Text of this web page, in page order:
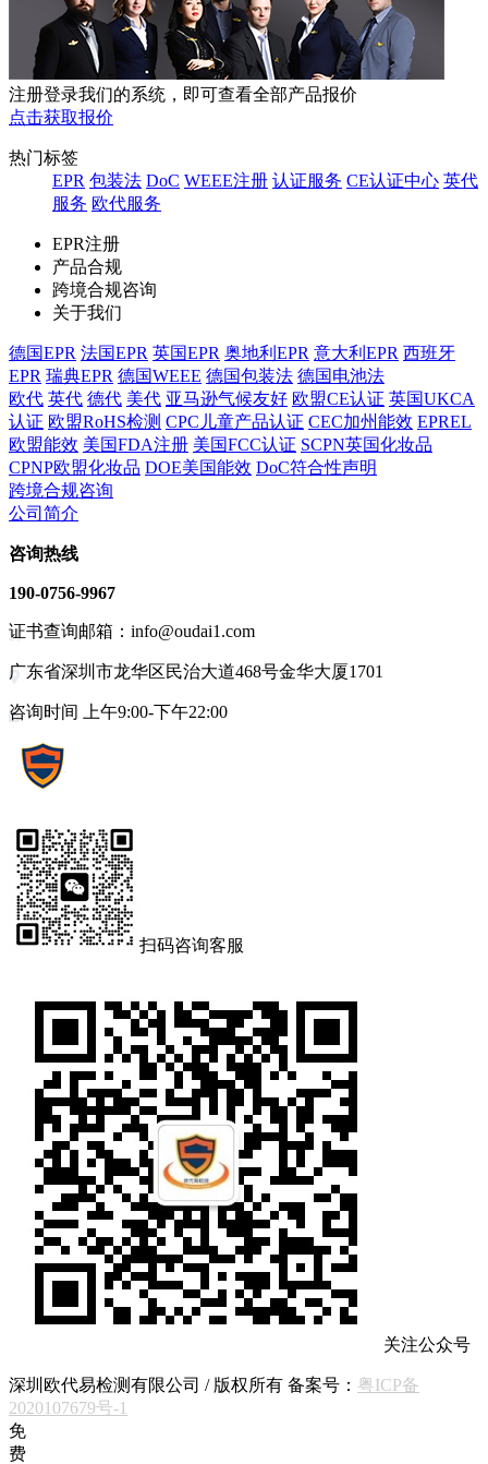
注册登录我们的系统，即可查看全部产品报价
点击获取报价
热门标签
EPR 包装法 DoC WEEE注册 认证服务 CE认证中心 英代
服务 欧代服务
EPR注册
产品合规
跨境合规咨询
关于我们
德国EPR 法国EPR 英国EPR 奥地利EPR 意大利EPR 西班牙
EPR 瑞典EPR 德国WEEE 德国包装法 德国电池法
欧代 英代 德代 美代 亚马逊气候友好 欧盟CE认证 英国UKCA
认证 欧盟RoHS检测 CPC儿童产品认证 CEC加州能效 EPREL
欧盟能效 美国FDA注册 美国FCC认证 SCPN英国化妆品
CPNP欧盟化妆品 DOE美国能效 DoC符合性声明
跨境合规咨询
公司简介
咨询热线
190-0756-9967
证书查询邮箱：info@oudai1.com
广东省深圳市龙华区民治大道468号金华大厦1701
咨询时间 上午9:00-下午22:00
扫码咨询客服
关注公众号
深圳欧代易检测有限公司 / 版权所有 备案号： 粤ICP备
2020107679号-1
免
费